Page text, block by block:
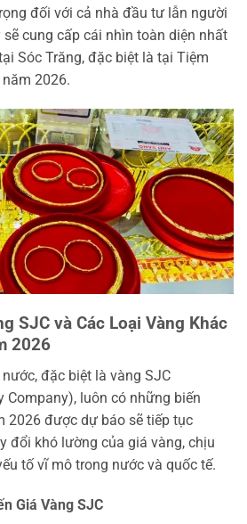
đối với cả nhà đầu tư lẫn người
cung cấp cái nhìn toàn diện nhất
Sóc Trăng, đặc biệt là tại Tiệm
2026.
SJC và Các Loại Vàng Khác
2026
đặc biệt là vàng SJC
Company), luôn có những biến
2026 được dự báo sẽ tiếp tục
đổi khó lường của giá vàng, chịu
tố vĩ mô trong nước và quốc tế.
Giá Vàng SJC